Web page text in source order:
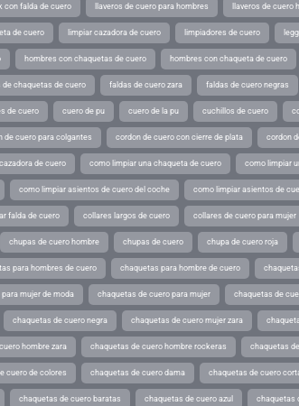
con falda de cuero llaveros de cuero para hombres llaveros de cuero
de cuero limpiar cazadora de cuero limpiadores de cuero
hombres con chaquetas de cuero hombres con chaqueta de cuero
de chaquetas de cuero faldas de cuero zara faldas de cuero negras
de cuero cuero de pu cuero de la pu cuchillos de cuero
de cuero para colgantes cordon de cuero con cierre de plata cordon
de cuero como limpiar una chaqueta de cuero como limpiar
como limpiar asientos de cuero del coche como limpiar asientos de
falda de cuero collares largos de cuero collares de cuero para mujer
chupas de cuero hombre chupas de cuero chupa de cuero roja
para hombres de cuero chaquetas para hombre de cuero
mujer de moda chaquetas de cuero para mujer chaquetas de
chaquetas de cuero negra chaquetas de cuero mujer zara
hombre zara chaquetas de cuero hombre rockeras chaquetas
cuero de colores chaquetas de cuero dama chaquetas de cuero
chaquetas de cuero baratas chaquetas de cuero azul chaquetas